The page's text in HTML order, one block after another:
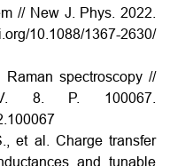
// New J. Phys. 2022.
10.1088/1367-2630/
spectroscopy //
8. P. 100067.
et al. Charge transfer
and tunable